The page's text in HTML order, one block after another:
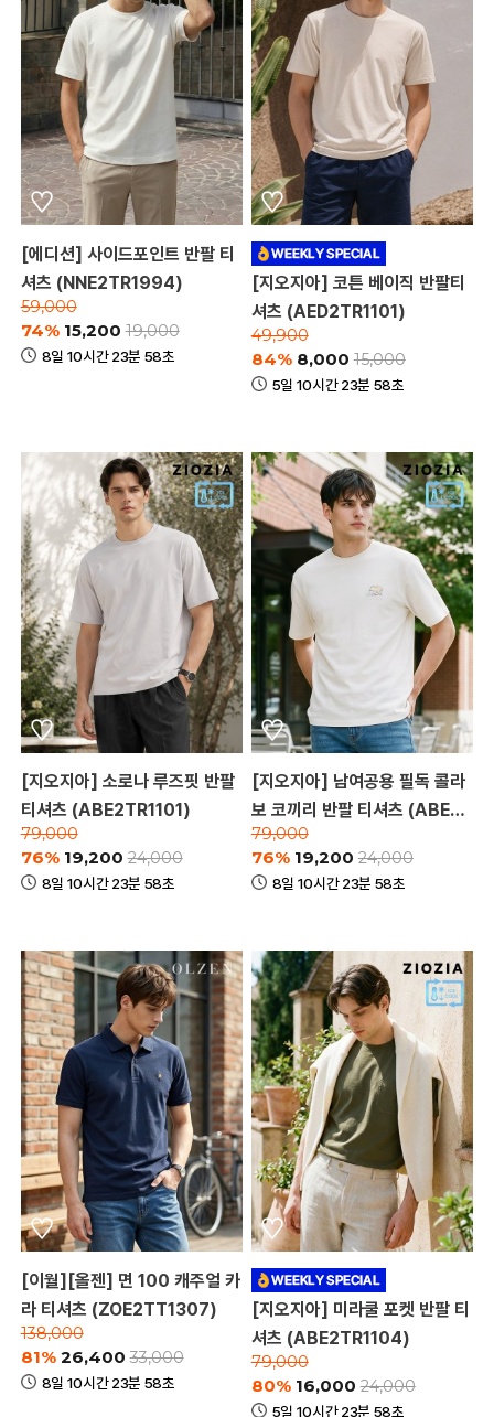
[에디션] 사이드포인트 반팔 티
셔츠 (NNE2TR1994)
59,000
74% 15,200 19,000
8일 10시간 23분 58초
[지오지아] 코튼 베이직 반팔티
셔츠 (AED2TR1101)
49,900
84% 8,000 15,000
5일 10시간 23분 58초
[지오지아] 소로나 루즈핏 반팔
티셔츠 (ABE2TR1101)
79,000
76% 19,200 24,000
8일 10시간 23분 58초
[지오지아] 남여공용 필독 콜라
보 코끼리 반팔 티셔츠 (ABE2T
R3181)
79,000
76% 19,200 24,000
8일 10시간 23분 58초
[이월][올젠] 면 100 캐주얼 카
라 티셔츠 (ZOE2TT1307)
138,000
81% 26,400 33,000
8일 10시간 23분 58초
[지오지아] 미라쿨 포켓 반팔 티
셔츠 (ABE2TR1104)
79,000
80% 16,000 24,000
5일 10시간 23분 58초